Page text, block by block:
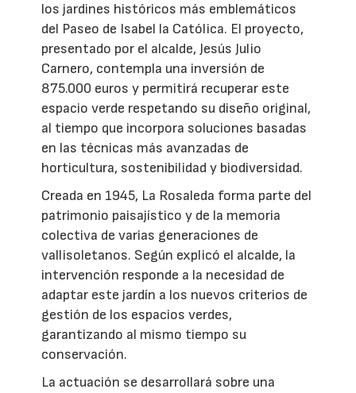
los jardines históricos más emblemáticos
del Paseo de Isabel la Católica. El proyecto,
presentado por el alcalde, Jesús Julio
Carnero, contempla una inversión de
875.000 euros y permitirá recuperar este
espacio verde respetando su diseño original,
al tiempo que incorpora soluciones basadas
en las técnicas más avanzadas de
horticultura, sostenibilidad y biodiversidad.
Creada en 1945, La Rosaleda forma parte del
patrimonio paisajístico y de la memoria
colectiva de varias generaciones de
vallisoletanos. Según explicó el alcalde, la
intervención responde a la necesidad de
adaptar este jardín a los nuevos criterios de
gestión de los espacios verdes,
garantizando al mismo tiempo su
conservación.
La actuación se desarrollará sobre una